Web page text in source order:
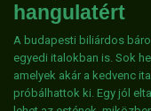
hangulatért
A budapesti biliárdos
egyedi italokban is. Sok
amelyek akár a kedvenc
próbálhattok ki. Egy jól